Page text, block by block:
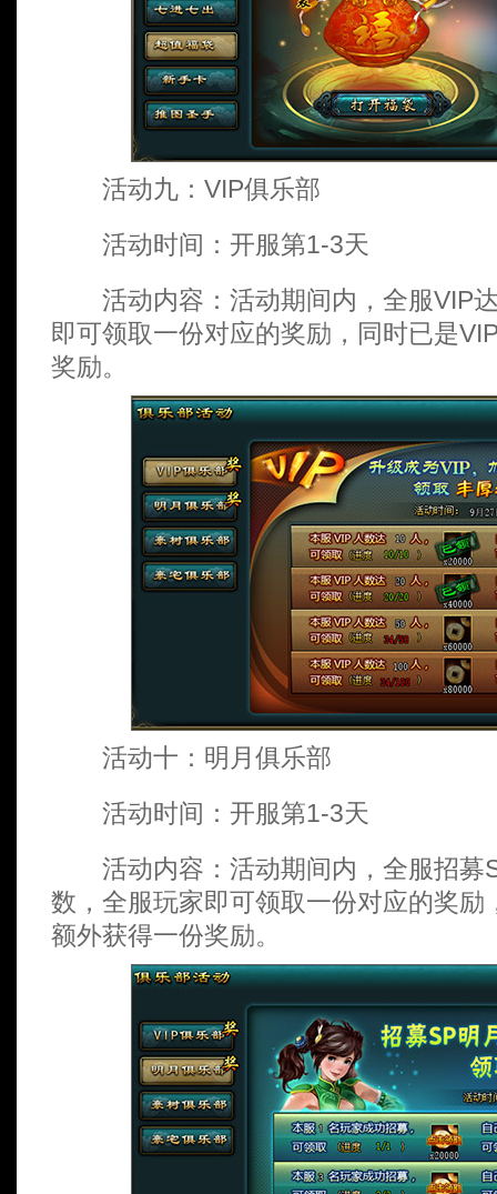
活动九：VIP俱乐部
活动时间：开服第1-3天
活动内容：活动期间内，全服VIP达
即可领取一份对应的奖励，同时已是
奖励。
活动十：明月俱乐部
活动时间：开服第1-3天
活动内容：活动期间内，全服招募
数，全服玩家即可领取一份对应的奖励
额外获得一份奖励。